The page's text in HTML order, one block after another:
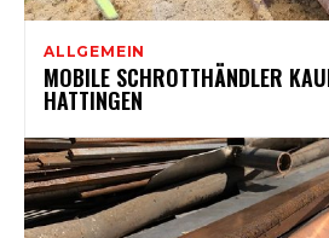
ALLGEMEIN
MOBILE SCHROTTHÄNDLER
HATTINGEN